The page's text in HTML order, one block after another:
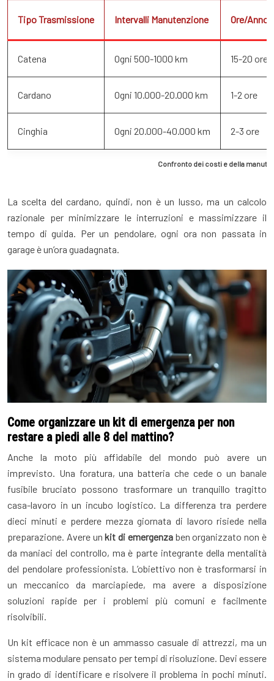
Confronto dei costi e della
Tipo Trasmissione Intervalli Manutenzione Ore/Anno
Catena Ogni 500-1000 km 15-20 ore
Cardano Ogni 10.000-20.000 km 1-2 ore
Cinghia Ogni 20.000-40.000 km 2-3 ore
La scelta del cardano, quindi, non è un lusso, ma un calcolo
razionale per minimizzare le interruzioni e massimizzare il
tempo di guida. Per un pendolare, ogni ora non passata in
garage è un’ora guadagnata.
Come organizzare un kit di emergenza per non
restare a piedi alle 8 del mattino?
Anche la moto più affidabile del mondo può avere un
imprevisto. Una foratura, una batteria che cede o un banale
fusibile bruciato possono trasformare un tranquillo tragitto
casa-lavoro in un incubo logistico. La differenza tra perdere
dieci minuti e perdere mezza giornata di lavoro risiede nella
preparazione. Avere unkit di emergenzaben organizzato non è
da maniaci del controllo, ma è parte integrante della mentalità
del pendolare professionista. L’obiettivo non è trasformarsi in
un meccanico da marciapiede, ma avere a disposizione
soluzioni rapide per i problemi più comuni e facilmente
risolvibili.
Un kit efficace non è un ammasso casuale di attrezzi, ma un
sistema modulare pensato per tempi di risoluzione. Devi essere
in grado di identificare e risolvere il problema in pochi minuti.